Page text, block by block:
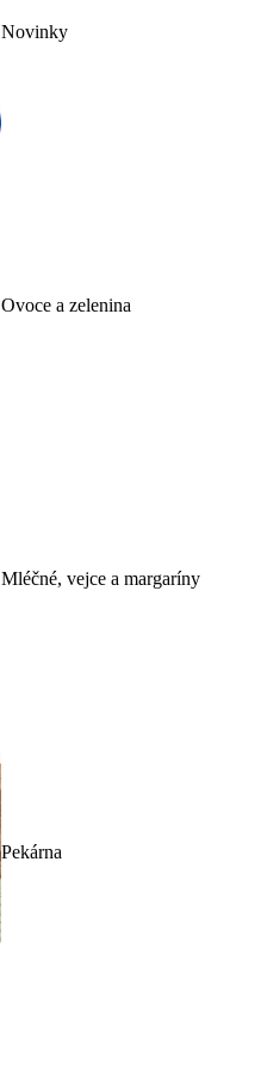
Novinky
Ovoce a zelenina
Mléčné, vejce a margaríny
Pekárna